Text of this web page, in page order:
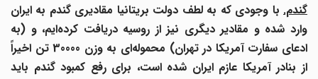
گندم.با وجودی که به لطف دولت بریتانیا مقادیری گندم به ایران
وارد شده و مقادیر دیگری نیز از روسیه دریافت کردهایم، و (به
ادعای سفارت آمریکا در تهران) محموله
ای به وزن 30000 تن اخیراً
از بنادر آمریکا عازم ایران شده است، برای رفع کمبود گندم باید